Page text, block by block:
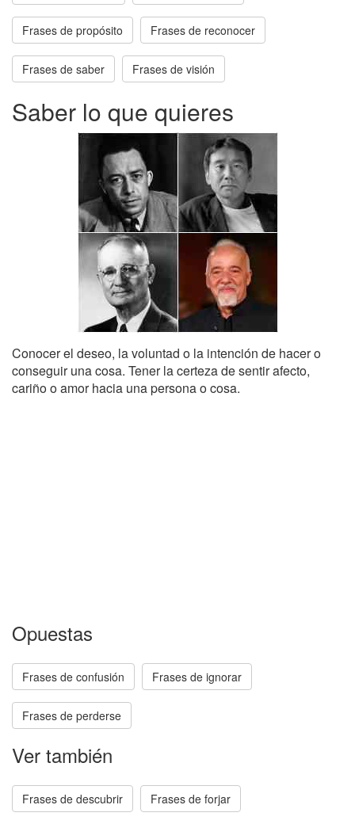
Frases de propósito Frases de reconocer
Frases de saber Frases de visión
Saber lo que quieres
Conocer el deseo, la voluntad o la intención de hacer o
conseguir una cosa. Tener la certeza de sentir afecto,
cariño o amor hacia una persona o cosa.
Opuestas
Frases de confusión Frases de ignorar
Frases de perderse
Ver también
Frases de descubrir Frases de forjar